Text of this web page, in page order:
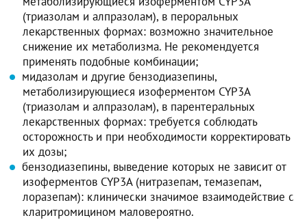
(триазолам и алпразолам), в пероральных
лекарственных формах: возможно значительное
снижение их метаболизма. Не рекомендуется
применять подобные комбинации;
мидазолам и другие бензодиазепины,
метаболизирующиеся изоферментом CYP3A
(триазолам и алпразолам), в парентеральных
лекарственных формах: требуется соблюдать
осторожность и при необходимости корректировать
их дозы;
бензодиазепины, выведение которых не зависит от
изоферментов CYP3A (нитразепам, темазепам,
лоразепам): клинически значимое взаимодействие с
кларитромицином маловероятно.